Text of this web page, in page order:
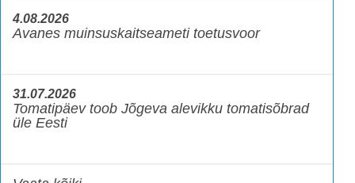
4.08.2026
Avanes muinsuskaitseameti toetusvoor
31.07.2026
Tomatipäev toob Jõgeva alevikku tomatisõbrad
üle Eesti